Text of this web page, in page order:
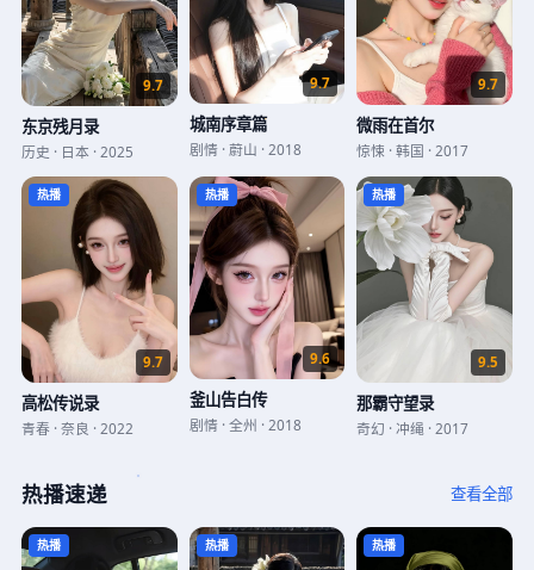
9.7
东京残月录
历史 · 日本 · 2025
9.7
城南序章篇
剧情·蔚山 ·2018
9.7
微雨在首尔
惊悚 ·韩国 ·2017
热播
9.7
高松传说录
青春 ·奈良 ·2022
热播
9.6
釜山告白传
剧情·全州 · 2018
热播
9.5
那霸守望录
奇幻 · 冲绳 · 2017
热播速递 查看全部
热播 热播 热播